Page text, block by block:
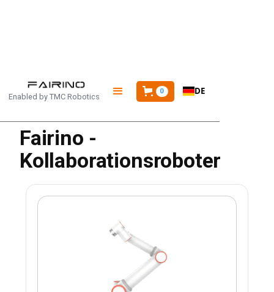
Enabled by TMC Robotics
0 DE
Fairino -
Kollaborationsroboter